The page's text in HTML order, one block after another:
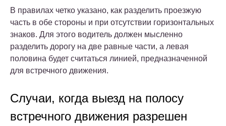
В правилах четко указано, как разделить проезжую
часть в обе стороны и при отсутствии горизонтальных
знаков. Для этого водитель должен мысленно
разделить дорогу на две равные части, а левая
половина будет считаться линией, предназначенной
для встречного движения.
Случаи, когда выезд на полосу
встречного движения разрешен